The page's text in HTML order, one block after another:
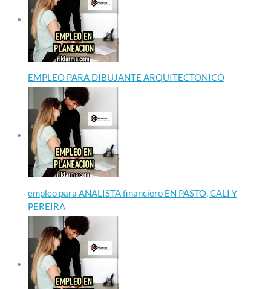
EMPLEO PARA DIBUJANTE ARQUITECTONICO
empleo para ANALISTA financiero EN PASTO, CALI Y
PEREIRA